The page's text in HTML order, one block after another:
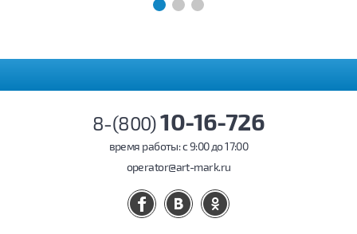
8-(800)10-16-726
время работы: c 9:00 до 17:00
operator@art-mark.ru